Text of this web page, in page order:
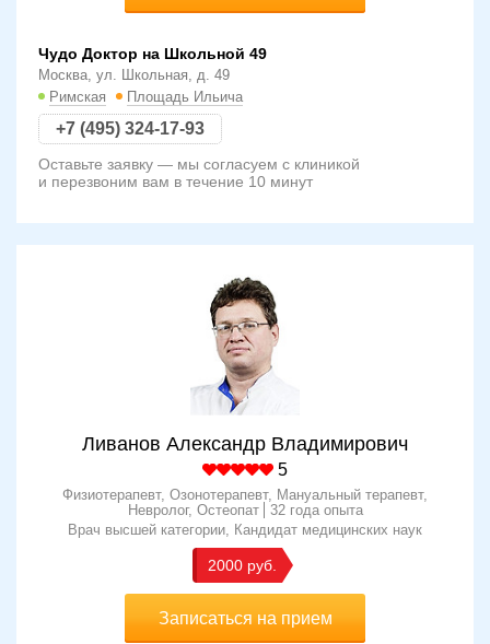
Чудо Доктор на Школьной 49
Москва, ул. Школьная, д. 49
Римская
Площадь Ильича
+7 (495) 324-17-93
Оставьте заявку — мы согласуем с клиникой
и перезвоним вам в течение 10 минут
Ливанов Александр Владимирович
5
Физиотерапевт, Озонотерапевт, Мануальный терапевт,
Невролог, Остеопат
32 года опыта
Врач высшей категории
Кандидат медицинских наук
2000
Записаться на прием